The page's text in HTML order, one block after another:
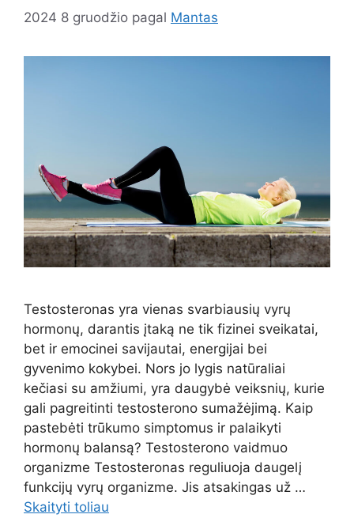
2024 8 gruodžio pagal Mantas
Testosteronas yra vienas svarbiausių vyrų
hormonų, darantis įtaką ne tik fizinei sveikatai,
bet ir emocinei savijautai, energijai bei
gyvenimo kokybei. Nors jo lygis natūraliai
kečiasi su amžiumi, yra daugybė veiksnių, kurie
gali pagreitinti testosterono sumažėjimą. Kaip
pastebėti trūkumo simptomus ir palaikyti
hormonų balansą? Testosterono vaidmuo
organizme Testosteronas reguliuoja daugelį
funkcijų vyrų organizme. Jis atsakingas už …
Skaityti toliau